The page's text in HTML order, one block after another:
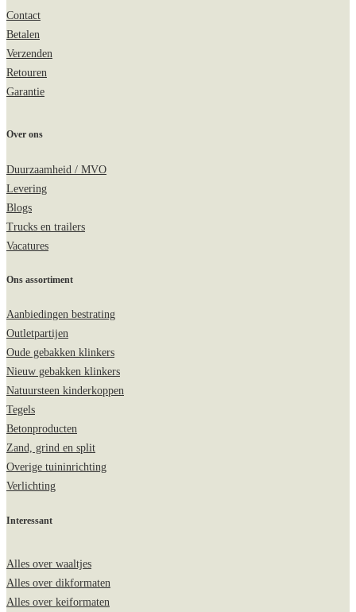
Contact
Betalen
Verzenden
Retouren
Garantie
Over ons
Duurzaamheid / MVO
Levering
Blogs
Trucks en trailers
Vacatures
Ons assortiment
Aanbiedingen bestrating
Outletpartijen
Oude gebakken klinkers
Nieuw gebakken klinkers
Natuursteen kinderkoppen
Tegels
Betonproducten
Zand, grind en split
Overige tuininrichting
Verlichting
Interessant
Alles over waaltjes
Alles over dikformaten
Alles over keiformaten